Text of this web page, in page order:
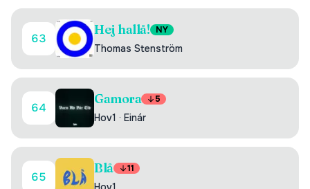
63
Hej hallå! NY
Thomas Stenström
64
Gamora 5
Hov1 · Einár
65
Blå 11